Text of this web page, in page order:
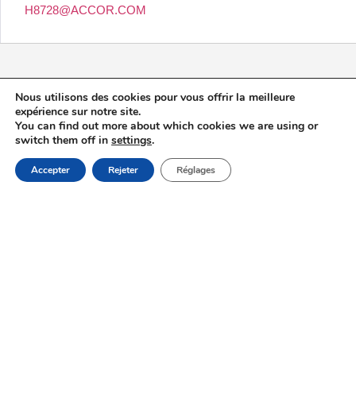
H8728@ACCOR.COM
Offres spéciales
No data was found
Nous utilisons des cookies pour vous offrir la meilleure
expérience sur notre site.
You can find out more about which cookies we are using or
switch them off in settings.
Accepter Rejeter Réglages